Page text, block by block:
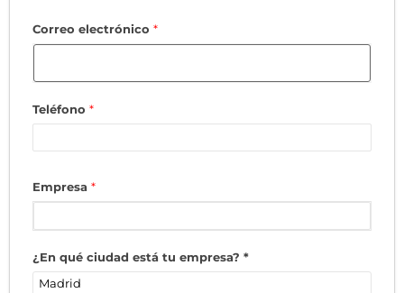
Correo electrónico *
Teléfono *
Empresa *
¿En qué ciudad está tu empresa? *